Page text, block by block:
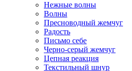
Нежные волны
Волны
Пресноводный жемчуг
Радость
Письмо себе
Черно-серый жемчуг
Цепная реакция
Текстильный шнур